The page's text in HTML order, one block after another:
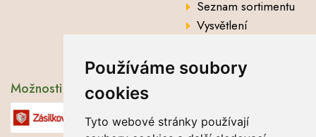
Používáme soubory
cookies
Tyto webové stránky používají
Seznam sortimentu
Vysvětlení
Možnosti dopravy